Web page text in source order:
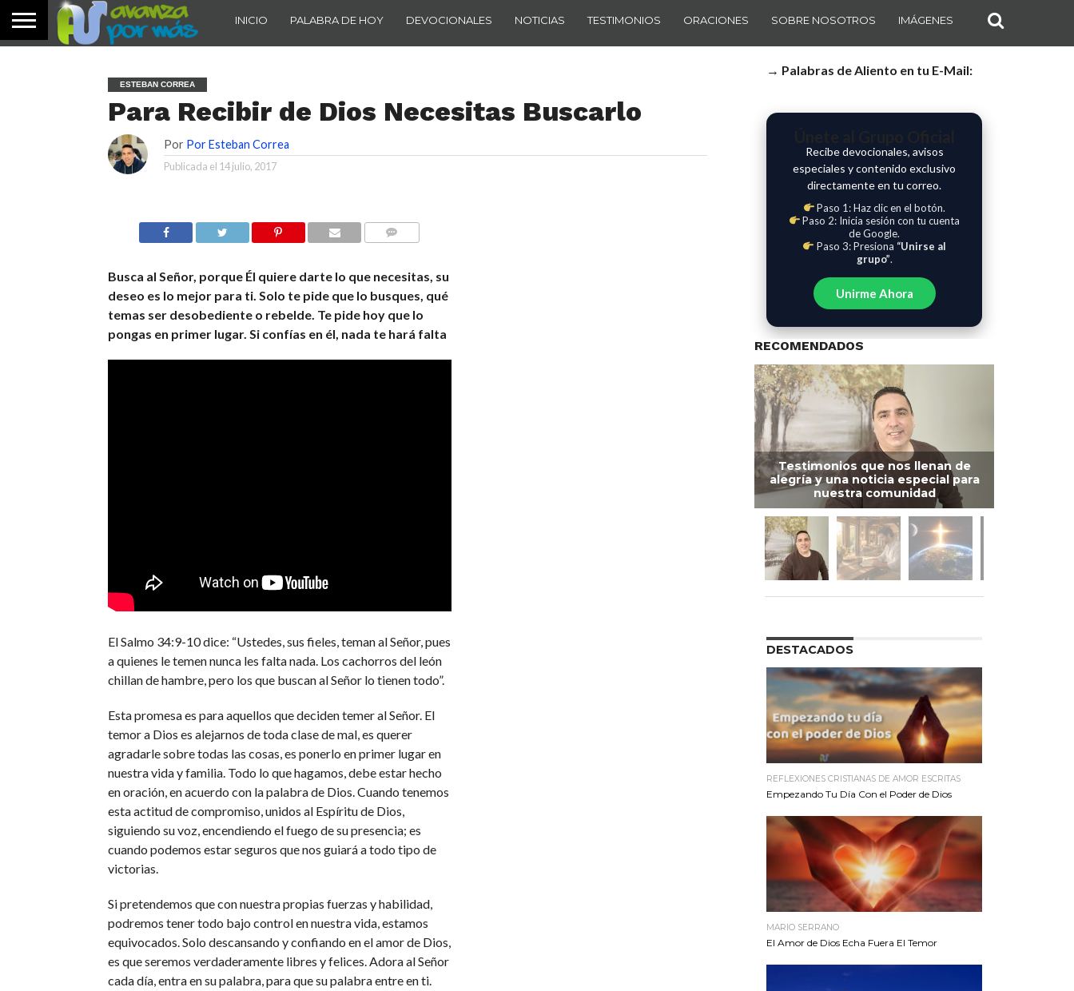
INICIO PALABRA DE HOY DEVOCIONALES NOTICIAS TESTIMONIOS ORACIONES SOBRE NOSOTROS IMÁGENES
ESTEBAN CORREA
Para Recibir de Dios Necesitas Buscarlo
Por Por Esteban Correa
Publicada el 14 julio, 2017
Busca al Señor, porque Él quiere darte lo que necesitas, su
deseo es lo mejor para ti. Solo te pide que lo busques, qué
temas ser desobediente o rebelde. Te pide hoy que lo
pongas en primer lugar. Si confías en él, nada te hará falta
El Salmo 34:9-10 dice: “Ustedes, sus fieles, teman al Señor, pues
a quienes le temen nunca les falta nada. Los cachorros del león
chillan de hambre, pero los que buscan al Señor lo tienen todo”.
Esta promesa es para aquellos que deciden temer al Señor. El
temor a Dios es alejarnos de toda clase de mal, es querer
agradarle sobre todas las cosas, es ponerlo en primer lugar en
nuestra vida y familia. Todo lo que hagamos, debe estar hecho
en oración, en acuerdo con la palabra de Dios. Cuando tenemos
esta actitud de compromiso, unidos al Espíritu de Dios,
siguiendo su voz, encendiendo el fuego de su presencia; es
cuando podemos estar seguros que nos guiará a todo tipo de
victorias.
Si pretendemos que con nuestra propias fuerzas y habilidad,
podremos tener todo bajo control en nuestra vida, estamos
equivocados. Solo descansando y confiando en el amor de Dios,
es que seremos verdaderamente libres y felices. Adora al Señor
cada día, entra en su palabra, para que su palabra entre en ti.
→ Palabras de Aliento en tu E-Mail:
Recibe devocionales, avisos
especiales y contenido exclusivo
directamente en tu correo.
Paso 1: Haz clic en el botón.
Paso 2: Inicia sesión con tu cuenta
de Google.
Paso 3: Presiona “Unirse al
grupo”.
Unirme Ahora
RECOMENDADOS
Testimonios que nos llenan de
alegría y una noticia especial para
nuestra comunidad
DESTACADOS
REFLEXIONES CRISTIANAS DE AMOR ESCRITAS
Empezando Tu Día Con el Poder de Dios
MARIO SERRANO
El Amor de Dios Echa Fuera El Temor